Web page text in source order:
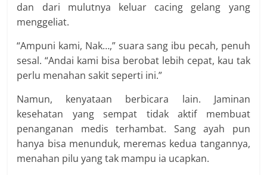
dan dari mulutnya keluar cacing gelang yang
menggeliat.
“Ampuni kami, Nak…,” suara sang ibu pecah, penuh
sesal. “Andai kami bisa berobat lebih cepat, kau tak
perlu menahan sakit seperti ini.”
Namun, kenyataan berbicara lain. Jaminan
kesehatan yang sempat tidak aktif membuat
penanganan medis terhambat. Sang ayah pun
hanya bisa menunduk, meremas kedua tangannya,
menahan pilu yang tak mampu ia ucapkan.